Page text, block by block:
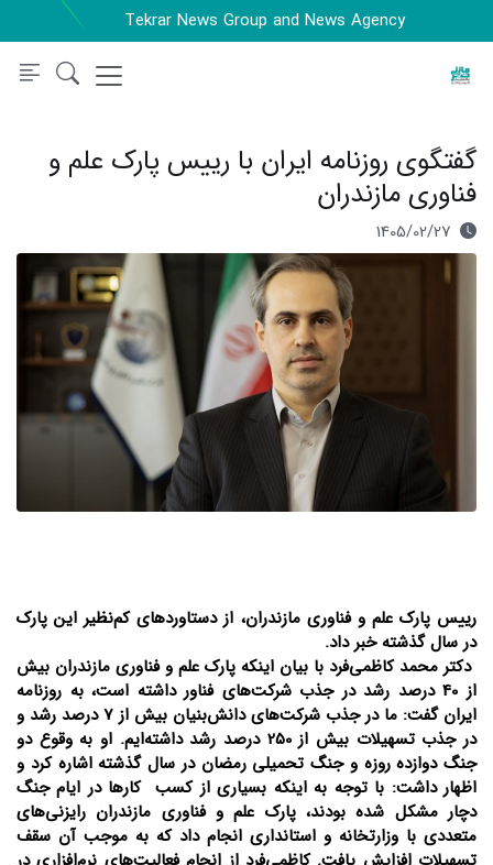
Tekrar News Group and News Agency
گفتگوی روزنامه ایران با رییس پارک علم و
فناوری مازندران
1405/02/27
رییس پارک علم و فناوری مازندران، از دستاوردهای کم‌نظیر این پارک
در سال گذشته خبر داد.
دکتر محمد کاظمی‌فرد با بیان اینکه پارک علم و فناوری مازندران بیش
از 40 درصد رشد در جذب شرکت‌های فناور داشته است، به روزنامه
ایران گفت: ما در جذب شرکت‌های دانش‌بنیان بیش از 7 درصد رشد و
در جذب تسهیلات بیش از 250 درصد رشد داشته‌ایم. او به وقوع دو
جنگ دوازده روزه و جنگ تحمیلی رمضان در سال گذشته اشاره کرد و
اظهار داشت: با توجه به اینکه بسیاری از کسب کارها در ایام جنگ
دچار مشکل شده بودند، پارک علم و فناوری مازندران رایزنی‌های
متعددی با وزارتخانه و استانداری انجام داد که به موجب آن سقف